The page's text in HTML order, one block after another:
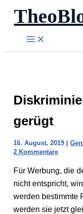
Zum
Inhalt
springen
gerügt
16. August, 2019 |
2 Kommentare
Für Werbung, die
nicht entspricht,
werden bestimmte
werden sie jetzt